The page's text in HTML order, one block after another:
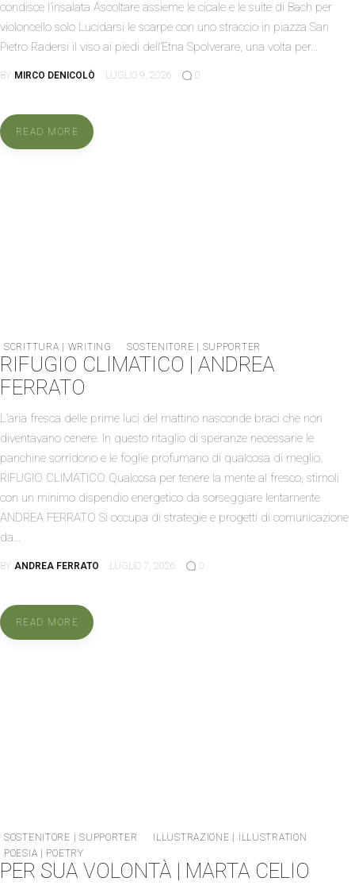
condisce l’insalata Ascoltare assieme le cicale e le suite di Bach per
violoncello solo Lucidarsi le scarpe con uno straccio in piazza San
Pietro Radersi il viso ai piedi dell’Etna Spolverare, una volta per…
BY MIRCO DENICOLÒ LUGLIO 9, 2026 0
READ MORE
SCRITTURA | WRITING SOSTENITORE | SUPPORTER
RIFUGIO CLIMATICO | ANDREA
FERRATO
L’aria fresca delle prime luci del mattino nasconde braci che non
diventavano cenere. In questo ritaglio di speranze necessarie le
panchine sorridono e le foglie profumano di qualcosa di meglio.
RIFUGIO CLIMATICO Qualcosa per tenere la mente al fresco, stimoli
con un minimo dispendio energetico da sorseggiare lentamente
ANDREA FERRATO Si occupa di strategie e progetti di comunicazione
da…
BY ANDREA FERRATO LUGLIO 7, 2026 0
READ MORE
SOSTENITORE | SUPPORTER
ILLUSTRAZIONE | ILLUSTRATION
POESIA | POETRY
PER SUA VOLONTÀ | MARTA CELIO